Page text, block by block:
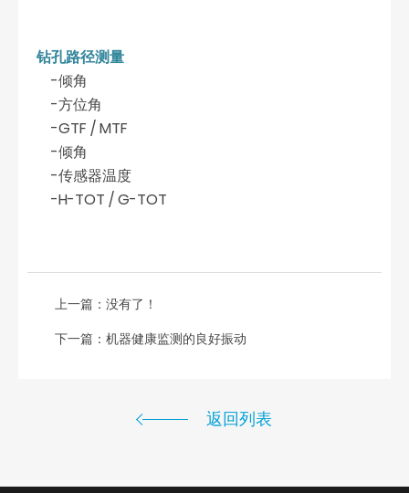
钻孔路径测量
-倾角
-方位角
-GTF / MTF
-倾角
-传感器温度
-H-TOT / G-TOT
上一篇：没有了！
下一篇： 机器健康监测的良好振动
返回列表